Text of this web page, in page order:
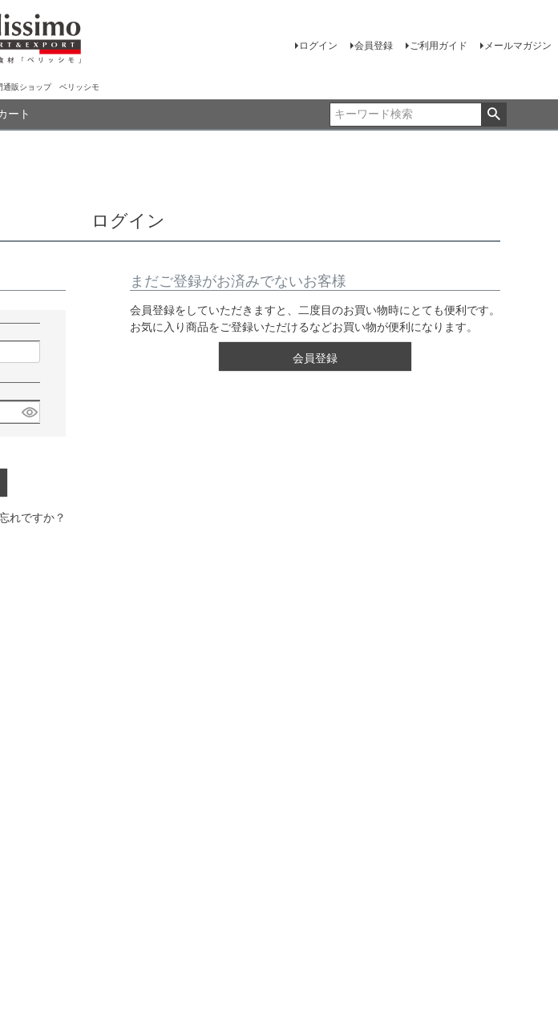
通販ショップ ベリッシモ
ログイン 会員登録 ご利用ガイド メールマガジン
ート
ログイン
れですか？
まだご登録がお済みでないお客様
会員登録をしていただきますと、二度目のお買い物時にとても便利です。
お気に入り商品をご登録いただけるなどお買い物が便利になります。
会員登録